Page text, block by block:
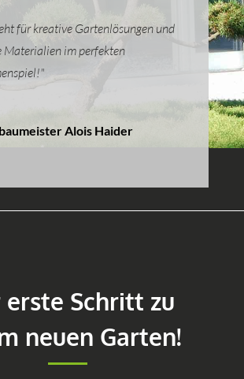
für kreative Gartenlösungen und
Materialien im perfekten
Alois Haider
erste Schritt zu
neuen Garten!